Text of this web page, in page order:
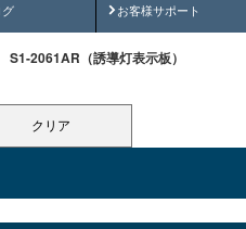
グ お客様サポート
安全にご使用い
S1-2061AR（誘導灯表示板）
クリア